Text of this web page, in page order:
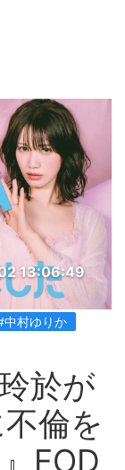
13:06:49
中村ゆりか
於が
倫を
FOD